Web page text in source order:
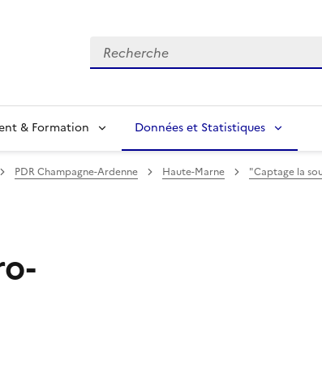
Recherche
& Formation Données et Statistiques
PDR Champagne-Ardenne Haute-Marne
"Captage la